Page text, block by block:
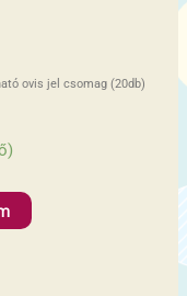
ovis jel csomag (20db)